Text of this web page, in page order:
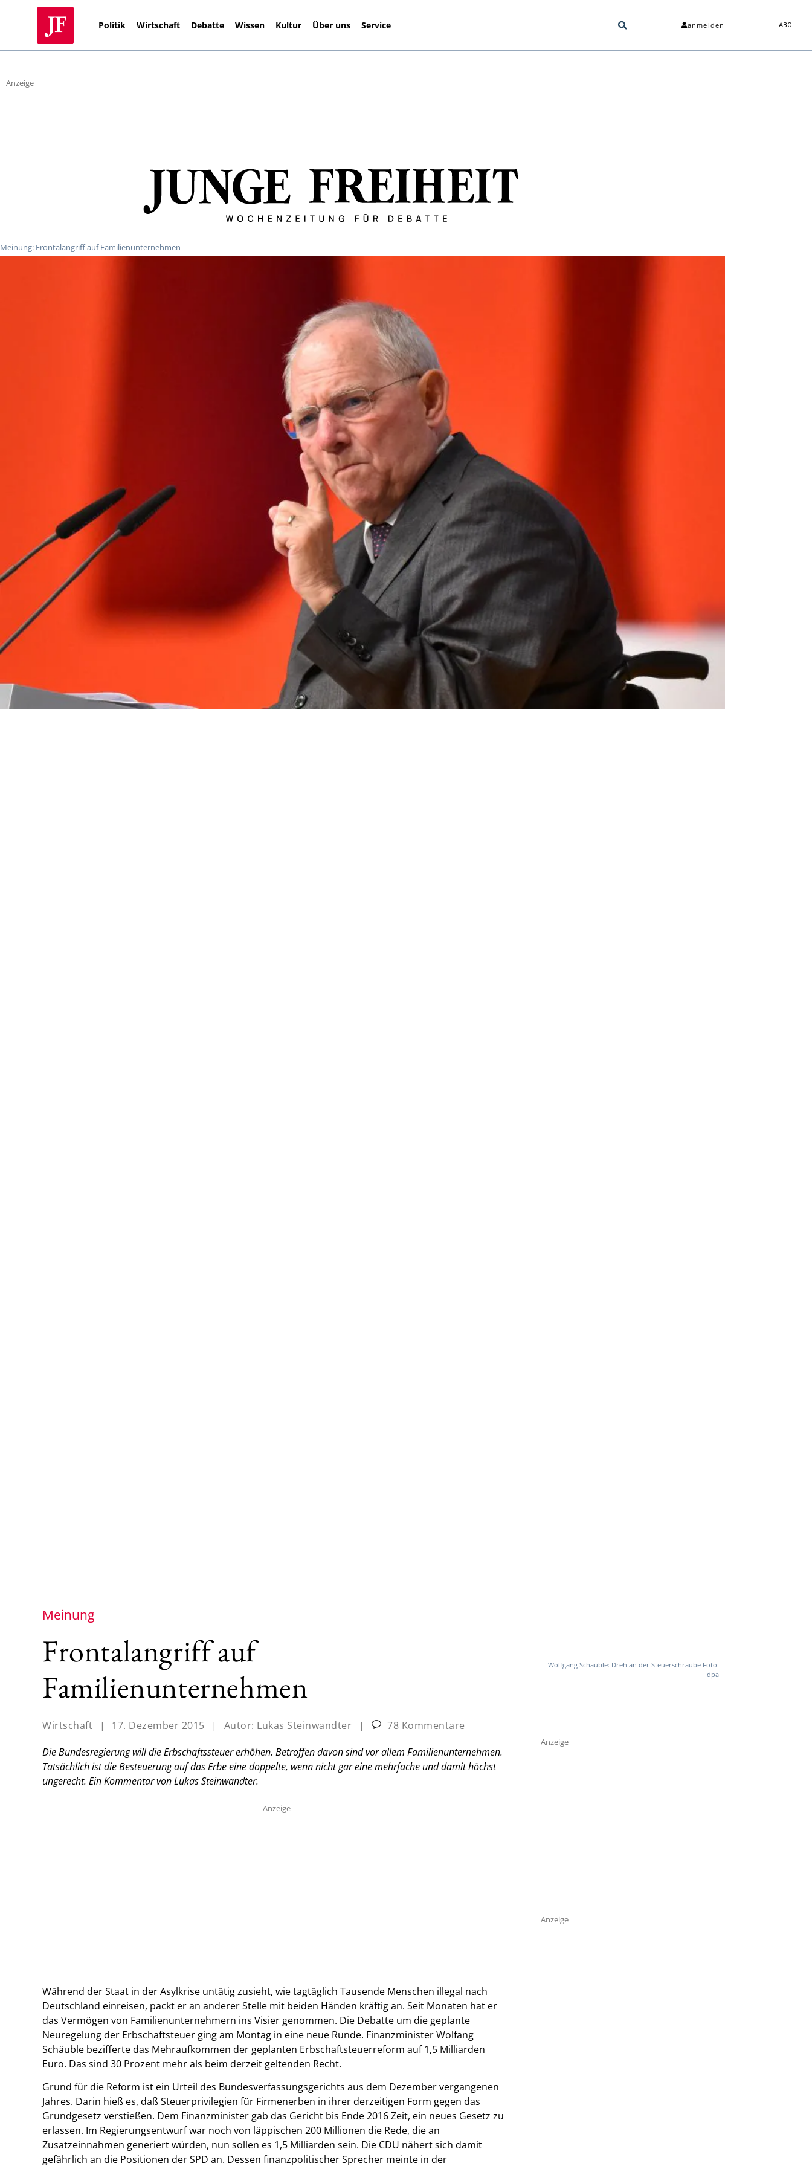
Politik Wirtschaft Debatte Wissen Kultur Über uns Service anmelden ABO
Anzeige
Meinung: Frontalangriff auf Familienunternehmen
Meinung
Frontalangriff auf
Familienunternehmen
Wirtschaft | 17. Dezember 2015 | Autor: Lukas Steinwandter |
78 Kommentare
Die Bundesregierung will die Erbschaftssteuer erhöhen. Betroffen davon sind vor allem Familienunternehmen.
Tatsächlich ist die Besteuerung auf das Erbe eine doppelte, wenn nicht gar eine mehrfache und damit höchst
ungerecht. Ein Kommentar von Lukas Steinwandter.
Anzeige
Während der Staat in der Asylkrise untätig zusieht, wie tagtäglich Tausende Menschen illegal nach
Deutschland einreisen, packt er an anderer Stelle mit beiden Händen kräftig an. Seit Monaten hat er
das Vermögen von Familienunternehmern ins Visier genommen. Die Debatte um die geplante
Neuregelung der Erbschaftsteuer ging am Montag in eine neue Runde. Finanzminister Wolfang
Schäuble bezifferte das Mehraufkommen der geplanten Erbschaftsteuerreform auf 1,5 Milliarden
Euro. Das sind 30 Prozent mehr als beim derzeit geltenden Recht.
Grund für die Reform ist ein Urteil des Bundesverfassungsgerichts aus dem Dezember vergangenen
Jahres. Darin hieß es, daß Steuerprivilegien für Firmenerben in ihrer derzeitigen Form gegen das
Grundgesetz verstießen. Dem Finanzminister gab das Gericht bis Ende 2016 Zeit, ein neues Gesetz zu
erlassen. Im Regierungsentwurf war noch von läppischen 200 Millionen die Rede, die an
Zusatzeinnahmen generiert würden, nun sollen es 1,5 Milliarden sein. Die CDU nähert sich damit
gefährlich an die Positionen der SPD an. Dessen finanzpolitischer Sprecher meinte in der
Wolfgang Schäuble: Dreh an der Steuerschraube Foto:
dpa
Anzeige
Anzeige